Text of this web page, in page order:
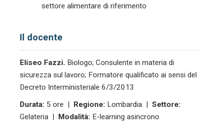
settore alimentare di riferimento
Il docente
Eliseo Fazzi. Biologo; Consulente in materia di
sicurezza sul lavoro; Formatore qualificato ai sensi del
Decreto Interministeriale 6/3/2013
Durata: 5 ore | Regione: Lombardia | Settore:
Gelateria | Modalità: E-learning asincrono